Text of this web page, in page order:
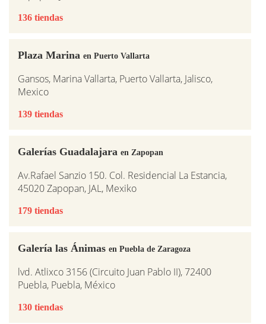
136 tiendas
Plaza Marina en Puerto Vallarta
Gansos, Marina Vallarta, Puerto Vallarta, Jalisco,
Mexico
139 tiendas
Galerías Guadalajara en Zapopan
Av.Rafael Sanzio 150. Col. Residencial La Estancia,
45020 Zapopan, JAL, Mexiko
179 tiendas
Galería las Ánimas en Puebla de Zaragoza
lvd. Atlixco 3156 (Circuito Juan Pablo II), 72400
Puebla, Puebla, México
130 tiendas